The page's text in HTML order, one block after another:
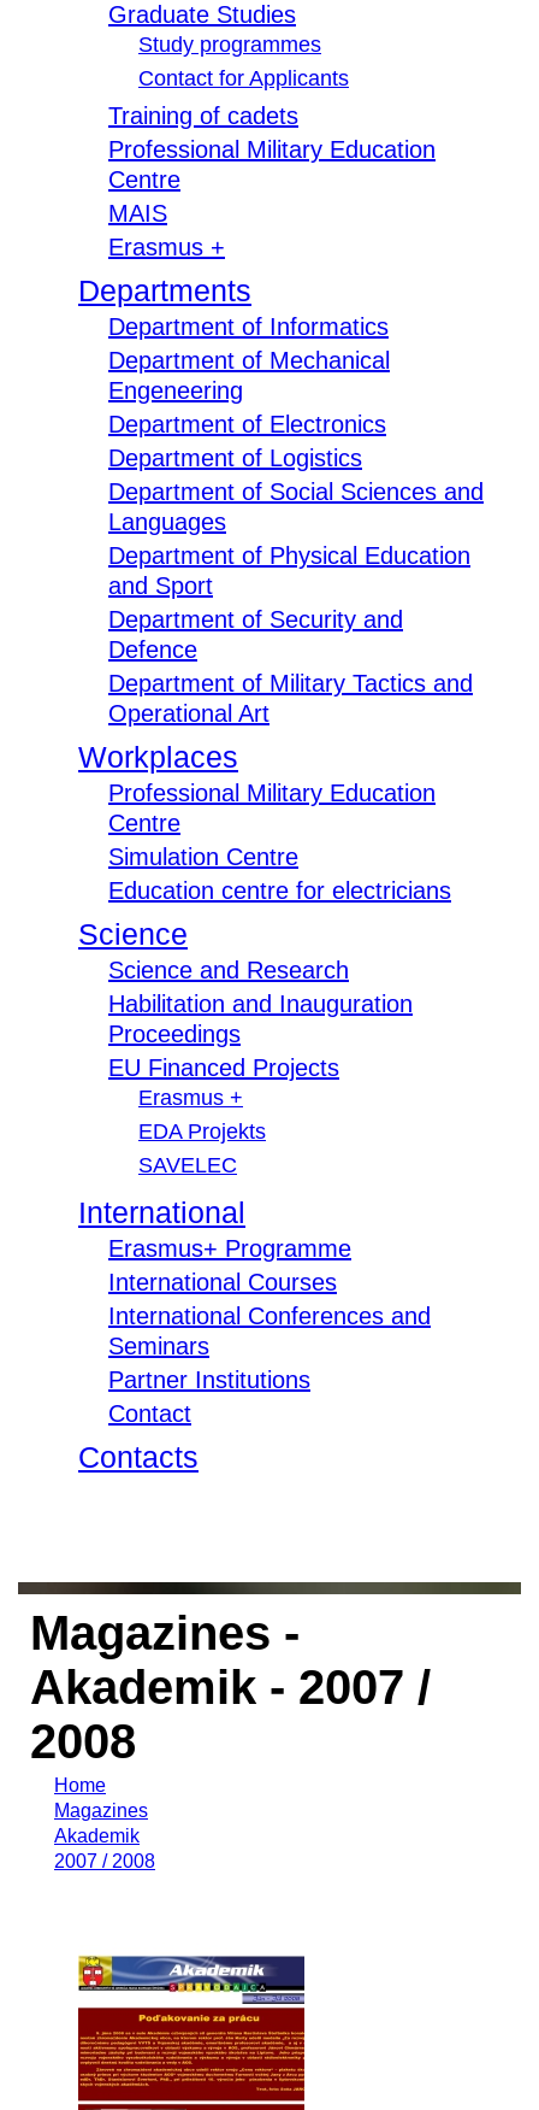
Graduate Studies
Study programmes
Contact for Applicants
Training of cadets
Professional Military Education
Centre
MAIS
Erasmus +
Departments
Department of Informatics
Department of Mechanical
Engeneering
Department of Electronics
Department of Logistics
Department of Social Sciences and
Languages
Department of Physical Education
and Sport
Department of Security and
Defence
Department of Military Tactics and
Operational Art
Workplaces
Professional Military Education
Centre
Simulation Centre
Education centre for electricians
Science
Science and Research
Habilitation and Inauguration
Proceedings
EU Financed Projects
Erasmus +
EDA Projekts
SAVELEC
International
Erasmus+ Programme
International Courses
International Conferences and
Seminars
Partner Institutions
Contact
Contacts
Magazines -
Akademik - 2007 /
2008
Home
Magazines
Akademik
2007 / 2008